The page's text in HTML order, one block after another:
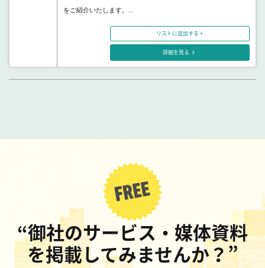
をご紹介いたします。...
リストに追加する +
詳細を見る
“御社のサービス・媒体資料
を掲載してみませんか？”